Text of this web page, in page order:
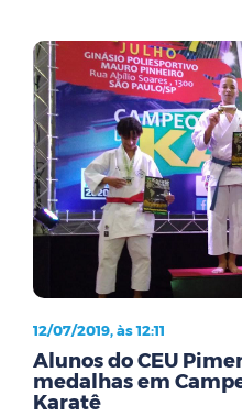
12/07/2019, às 12:11
Alunos do CEU
medalhas em
Karatê